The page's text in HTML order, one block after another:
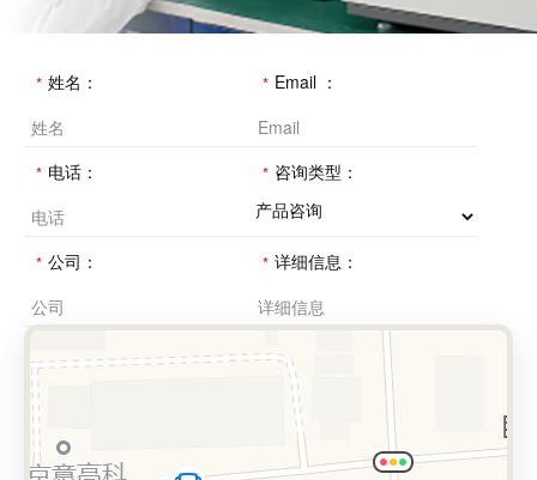
姓名： Email ：
电话： 咨询类型：
公司： 详细信息：